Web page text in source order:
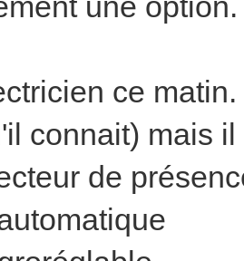
ce
connait) mais
de